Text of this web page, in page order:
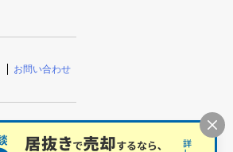
お問い合わせ